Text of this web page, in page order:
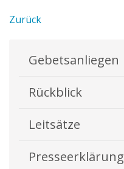
Zurück
Gebetsanliegen
Rückblick
Leitsätze
Presseerklärung